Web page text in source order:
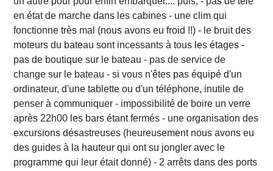
en état de marche dans les cabines - une clim qui
fonctionne très mal (nous avons eu froid !!) - le bruit des
moteurs du bateau sont incessants à tous les étages -
pas de boutique sur le bateau - pas de service de
change sur le bateau - si vous n'êtes pas équipé d'un
ordinateur, d'une tablette ou d'un téléphone, inutile de
penser à communiquer - impossibilité de boire un verre
après 22h00 les bars étant fermés - une organisation des
excursions désastreuses (heureusement nous avons eu
des guides à la hauteur qui ont su jongler avec le
programme qui leur était donné) - 2 arrêts dans des ports